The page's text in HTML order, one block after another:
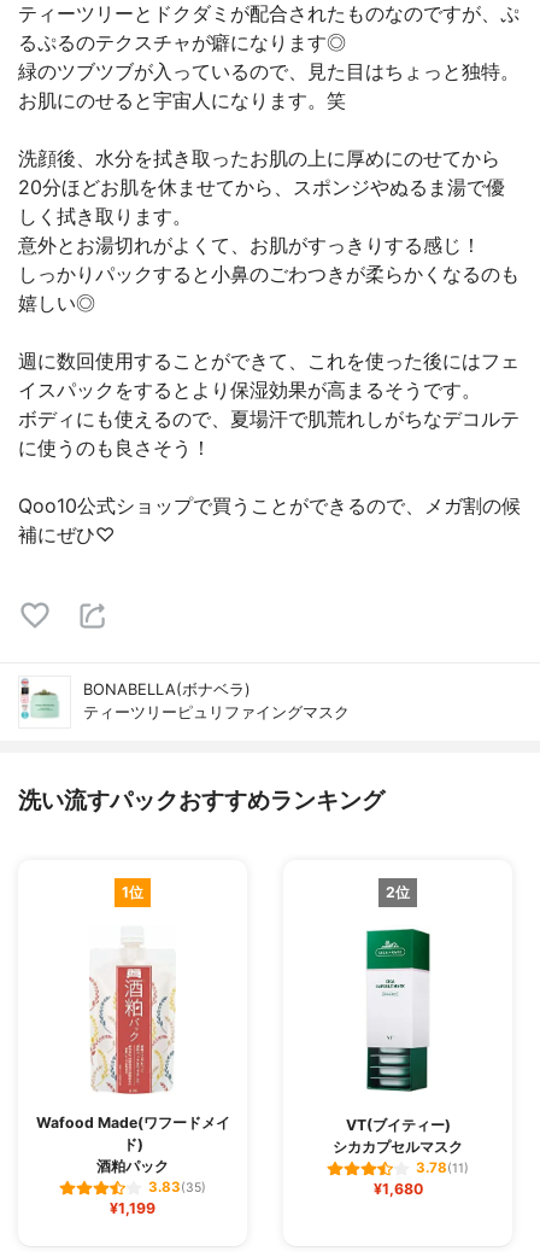
ティーツリーとドクダミが配合されたものなのですが、ぷ
るぷるのテクスチャが癖になります◎
緑のツブツブが入っているので、見た目はちょっと独特。
お肌にのせると宇宙人になります。笑
洗顔後、水分を拭き取ったお肌の上に厚めにのせてから
20分ほどお肌を休ませてから、スポンジやぬるま湯で優
しく拭き取ります。
意外とお湯切れがよくて、お肌がすっきりする感じ！
しっかりパックすると小鼻のごわつきが柔らかくなるのも
嬉しい◎
週に数回使用することができて、これを使った後にはフェ
イスパックをするとより保湿効果が高まるそうです。
ボディにも使えるので、夏場汗で肌荒れしがちなデコルテ
に使うのも良さそう！
Qoo10公式ショップで買うことができるので、メガ割の候
補にぜひ♡
BONABELLA(ボナベラ)
ティーツリーピュリファイングマスク
洗い流すパックおすすめランキング
1位
Wafood Made(ワフードメイ
ド)
酒粕パック
3.83(35)
¥1,199
2位
VT(ブイティー)
シカカプセルマスク
3.78(11)
¥1,680